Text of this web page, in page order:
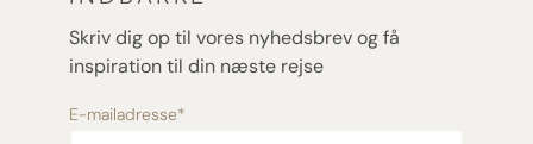
Skriv dig op til vores nyhedsbrev og få
inspiration til din næste rejse
E-mailadresse*